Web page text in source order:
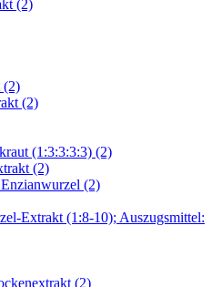
(2)
(2)
(2)
(1:3:3:3:3) (2)
(2)
(2)
Extrakt (1:8-10); Auszugsmittel:
(2)